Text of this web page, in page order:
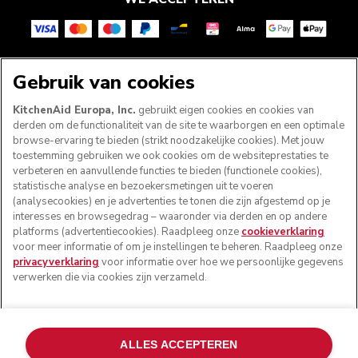
VOLG ONS
© KitchenAid 2026 - Alle rechten voorbehouden.
KitchenAid en het design van de keukenrobot zijn
Mijn cookies beheren Privacyverklaring
Cookiebeleid
Andere landen
Online geschillenafhandeling
Gebruik van cookies
KitchenAid Europa, Inc. gebruikt eigen cookies en cookies van
derden om de functionaliteit van de site te waarborgen en een optimale
browse-ervaring te bieden (strikt noodzakelijke cookies). Met jouw
toestemming gebruiken we ook cookies om de websiteprestaties te
verbeteren en aanvullende functies te bieden (functionele cookies),
statistische analyse en bezoekersmetingen uit te voeren
(analysecookies) en je advertenties te tonen die zijn afgestemd op je
interesses en browsegedrag – waaronder via derden en op andere
platforms (advertentiecookies). Raadpleeg onze cookieverklaring
voor meer informatie of om je instellingen te beheren. Raadpleeg onze
privacyverklaring voor informatie over hoe we persoonlijke gegevens
verwerken die via cookies zijn verzameld.
ALLES ACCEPTEREN